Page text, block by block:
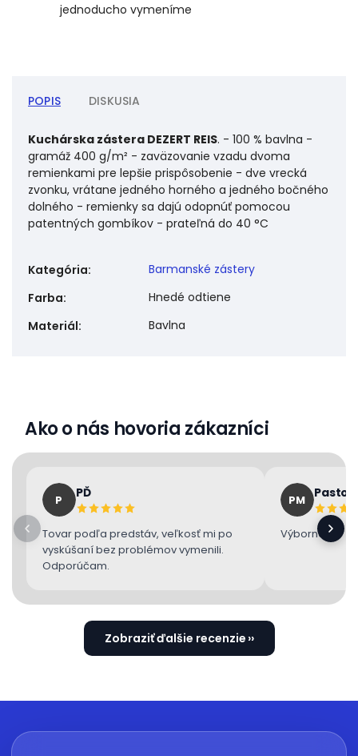
jednoducho vymeníme
POPIS DISKUSIA
Kuchárska zástera DEZERT REIS. - 100 % bavlna -
gramáž 400 g/m² - zaväzovanie vzadu dvoma
remienkami pre lepšie prispôsobenie - dve vrecká
zvonku, vrátane jedného horného a jedného bočného
dolného - remienky sa dajú odopnúť pomocou
patentných gombíkov - prateľná do 40 °C
Kategória:
Barmanské zástery
Farba:
Hnedé odtiene
Materiál: Bavlna
Ako o nás hovoria zákazníci
P PĎ
Tovar podľa predstáv, veľkosť mi po
vyskúšaní bez problémov vymenili.
Odporúčam.
PM
Výborne 👌
Zobraziť ďalšie recenzie